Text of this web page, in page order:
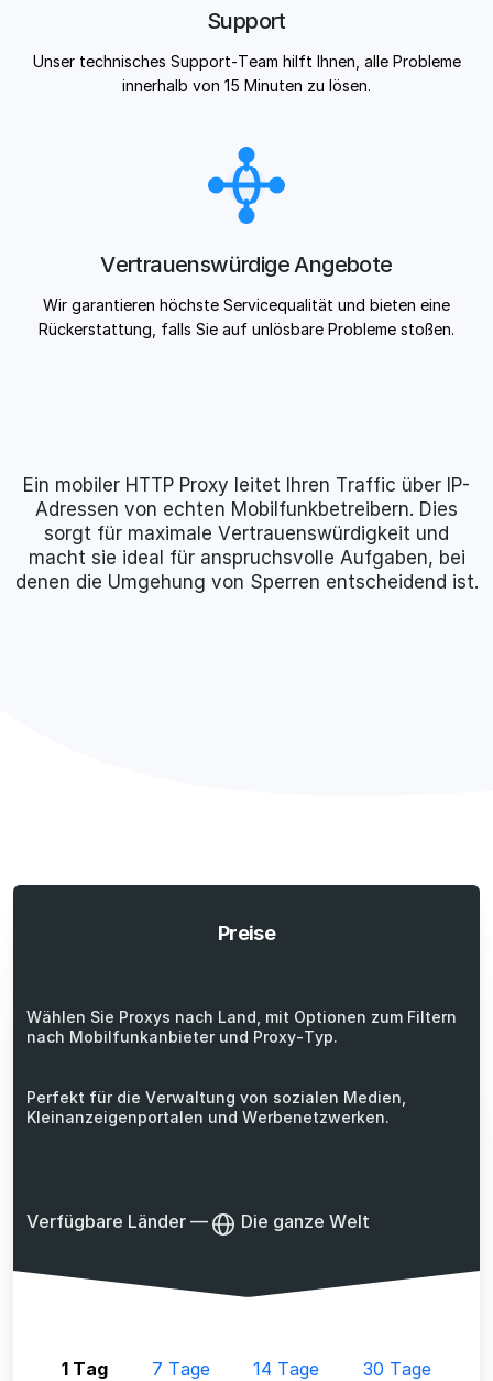
Support
Unser technisches Support-Team hilft Ihnen, alle Probleme
innerhalb von 15 Minuten zu lösen.
Vertrauenswürdige Angebote
Wir garantieren höchste Servicequalität und bieten eine
Rückerstattung, falls Sie auf unlösbare Probleme stoßen.
Ein mobiler HTTP Proxy leitet Ihren Traffic über IP-
Adressen von echten Mobilfunkbetreibern. Dies
sorgt für maximale Vertrauenswürdigkeit und
macht sie ideal für anspruchsvolle Aufgaben, bei
denen die Umgehung von Sperren entscheidend ist.
Preise
Wählen Sie Proxys nach Land, mit Optionen zum Filtern
nach Mobilfunkanbieter und Proxy-Typ.
Perfekt für die Verwaltung von sozialen Medien,
Kleinanzeigenportalen und Werbenetzwerken.
Verfügbare Länder — Die ganze Welt
1 Tag 7 Tage 14 Tage 30 Tage